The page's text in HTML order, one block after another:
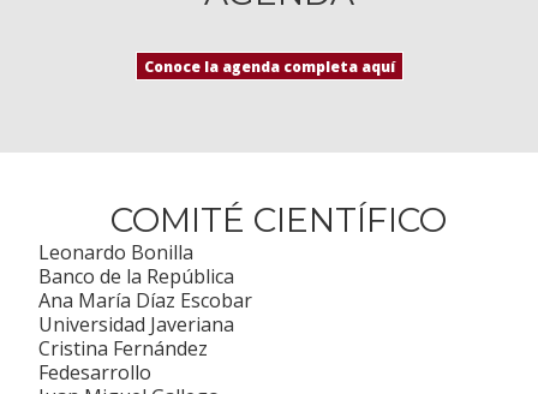
Conoce la agenda completa aquí
COMITÉ CIENTÍFICO
Leonardo Bonilla
Banco de la República
Ana María Díaz Escobar
Universidad Javeriana
Cristina Fernández
Fedesarrollo